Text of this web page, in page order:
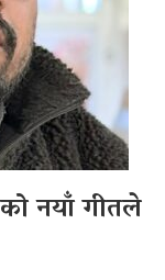
नयाँ गीतले